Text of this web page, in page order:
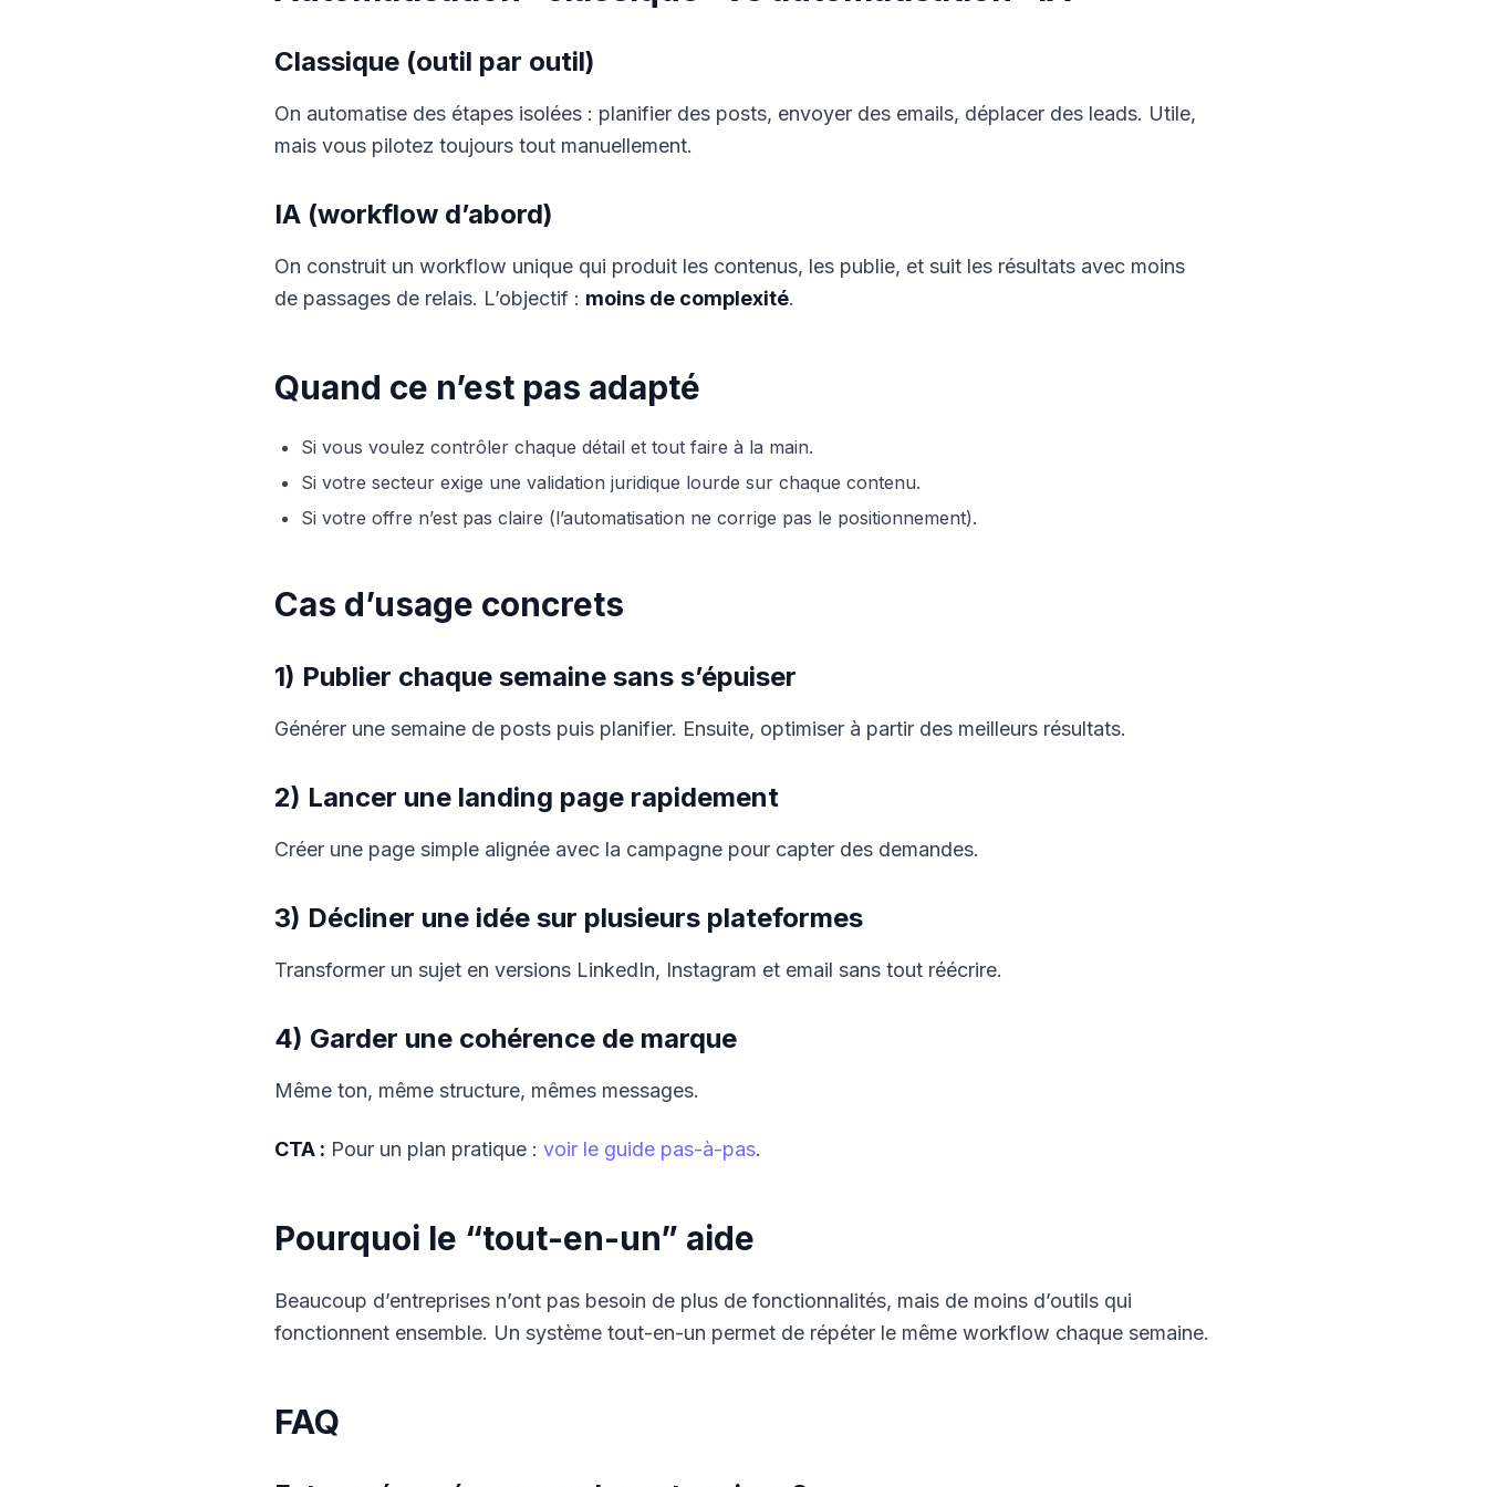
Classique (outil par outil)
On automatise des étapes isolées : planifier des posts, envoyer des emails, déplacer des leads. Utile,
mais vous pilotez toujours tout manuellement.
IA (workflow d’abord)
On construit un workflow unique qui produit les contenus, les publie, et suit les résultats avec moins
de passages de relais. L’objectif : moins de complexité.
Quand ce n’est pas adapté
Si vous voulez contrôler chaque détail et tout faire à la main.
Si votre secteur exige une validation juridique lourde sur chaque contenu.
Si votre offre n’est pas claire (l’automatisation ne corrige pas le positionnement).
Cas d’usage concrets
1) Publier chaque semaine sans s’épuiser
Générer une semaine de posts puis planifier. Ensuite, optimiser à partir des meilleurs résultats.
2) Lancer une landing page rapidement
Créer une page simple alignée avec la campagne pour capter des demandes.
3) Décliner une idée sur plusieurs plateformes
Transformer un sujet en versions LinkedIn, Instagram et email sans tout réécrire.
4) Garder une cohérence de marque
Même ton, même structure, mêmes messages.
CTA : Pour un plan pratique : voir le guide pas-à-pas.
Pourquoi le “tout-en-un” aide
Beaucoup d’entreprises n’ont pas besoin de plus de fonctionnalités, mais de moins d’outils qui
fonctionnent ensemble. Un système tout-en-un permet de répéter le même workflow chaque semaine.
FAQ